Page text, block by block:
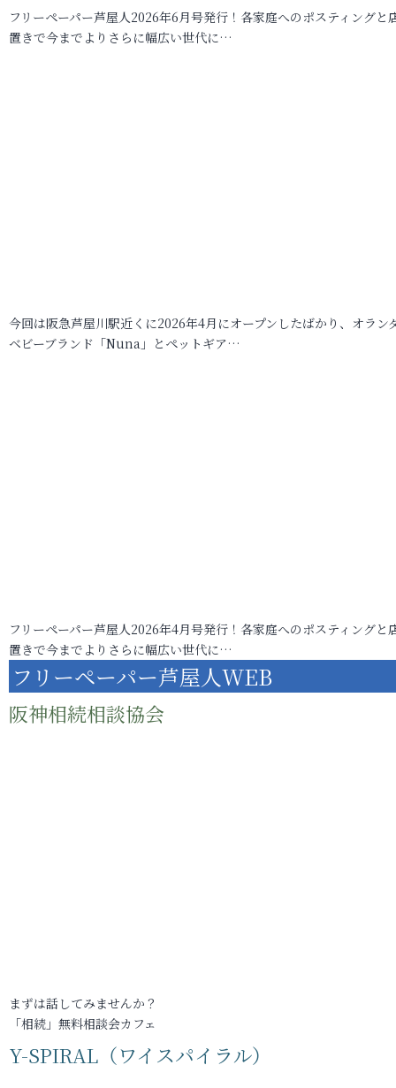
フリーペーパー芦屋人2026年6月号発行！各家庭へのポスティングと
置きで今までよりさらに幅広い世代に…
今回は阪急芦屋川駅近くに2026年4月にオープンしたばかり、オラン
ベビーブランド「Nuna」とペットギア…
フリーペーパー芦屋人2026年4月号発行！各家庭へのポスティングと
置きで今までよりさらに幅広い世代に…
フリーペーパー芦屋人WEB
阪神相続相談協会
まずは話してみませんか？
「相続」無料相談会カフェ
Y-SPIRAL（ワイスパイラル）